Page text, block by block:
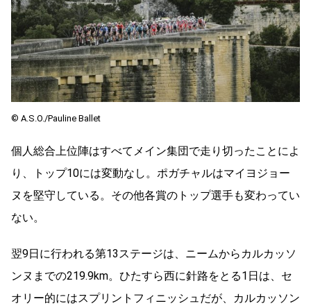
©︎ A.S.O./Pauline Ballet
個人総合上位陣はすべてメイン集団で走り切ったことによ
り、トップ10には変動なし。ポガチャルはマイヨジョー
ヌを堅守している。その他各賞のトップ選手も変わってい
ない。
翌9日に行われる第13 ステージは、ニームからカルカッソ
ンヌまでの219.9km。ひたすら西に針路をとる1 日は、セ
オリー的にはスプリントフィニッシュだが、カルカッソン